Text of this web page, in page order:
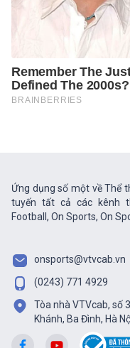
Ứng dụng số một về Thể
tuyến tất cả các kênh
Football, On Sports, On
onsports@vtvcab.vn
(0243) 771 4929
Tòa nhà VTVcab, số
Khánh, Ba Đình, Hà